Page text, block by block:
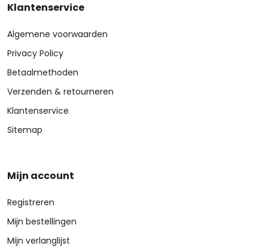
Klantenservice
Algemene voorwaarden
Privacy Policy
Betaalmethoden
Verzenden & retourneren
Klantenservice
Sitemap
Mijn account
Registreren
Mijn bestellingen
Mijn verlanglijst